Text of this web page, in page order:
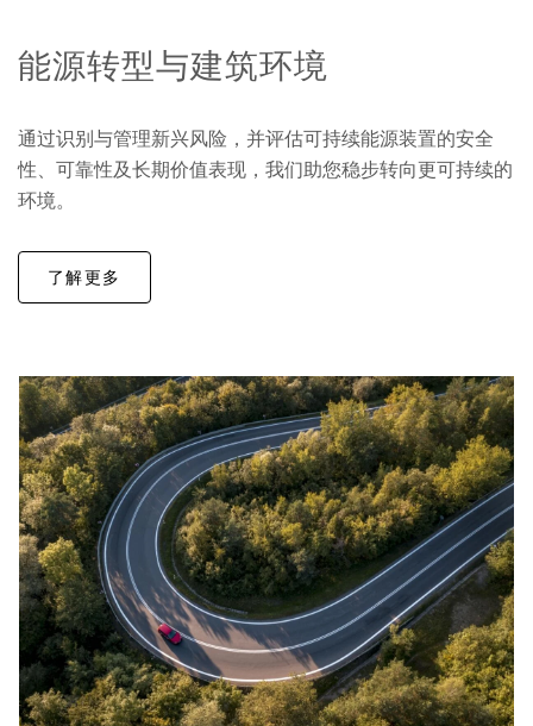
能源转型与建筑环境
通过识别与管理新兴风险，并评估可持续能源装置的安全
性、可靠性及长期价值表现，我们助您稳步转向更可持续的
环境。
了解更多